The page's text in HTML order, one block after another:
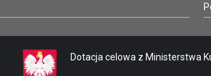
Dotacja celowa z Ministerstwa